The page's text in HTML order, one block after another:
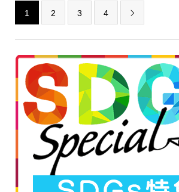
1 2 3 4 